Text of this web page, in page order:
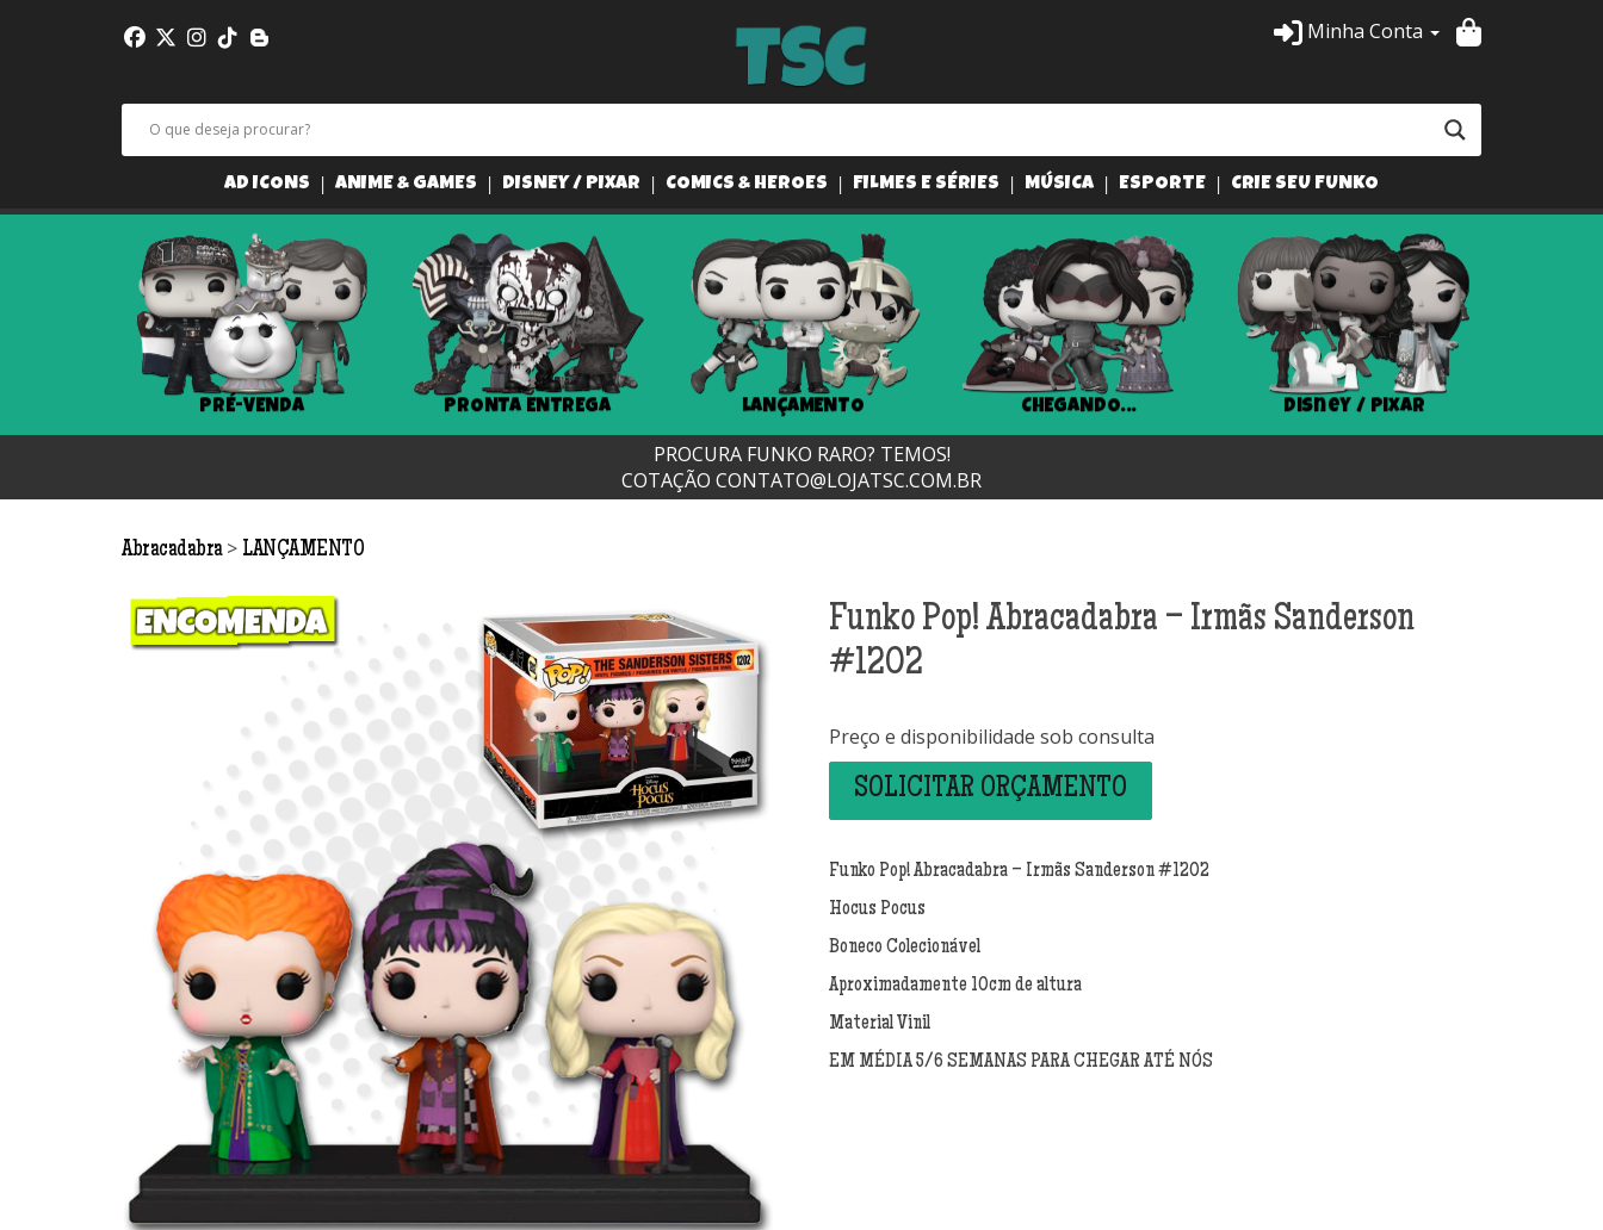
Minha Conta
AD ICONS ANIME & GAMES DISNEY / PIXAR COMICS & HEROES FILMES E SÉRIES MÚSICA ESPORTE CRIE SEU FUNKO
PRÉ-VENDA PRONTA ENTREGA LANÇAMENTO CHEGANDO... Disney / Pixar
PROCURA FUNKO RARO? TEMOS!
COTAÇÃO CONTATO@LOJATSC.COM.BR
Abracadabra > LANÇAMENTO
Funko Pop! Abracadabra – Irmãs Sanderson
#1202
Preço e disponibilidade sob consulta
SOLICITAR ORÇAMENTO
Funko Pop! Abracadabra – Irmãs Sanderson #1202
Hocus Pocus
Boneco Colecionável
Aproximadamente 10cm de altura
Material Vinil
EM MÉDIA 5/6 SEMANAS PARA CHEGAR ATÉ NÓS